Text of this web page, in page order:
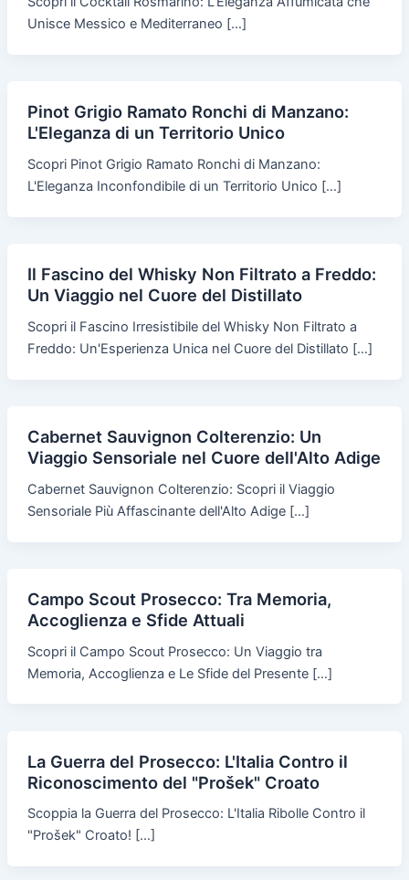
Unisce Messico e Mediterraneo […]
Pinot Grigio Ramato Ronchi di Manzano:
L'Eleganza di un Territorio Unico
Scopri Pinot Grigio Ramato Ronchi di Manzano:
L'Eleganza Inconfondibile di un Territorio Unico […]
Il Fascino del Whisky Non Filtrato a Freddo:
Un Viaggio nel Cuore del Distillato
Scopri il Fascino Irresistibile del Whisky Non Filtrato a
Freddo: Un'Esperienza Unica nel Cuore del Distillato […]
Cabernet Sauvignon Colterenzio: Un
Viaggio Sensoriale nel Cuore dell'Alto Adige
Cabernet Sauvignon Colterenzio: Scopri il Viaggio
Sensoriale Più Affascinante dell'Alto Adige […]
Campo Scout Prosecco: Tra Memoria,
Accoglienza e Sfide Attuali
Scopri il Campo Scout Prosecco: Un Viaggio tra
Memoria, Accoglienza e Le Sfide del Presente […]
La Guerra del Prosecco: L'Italia Contro il
Riconoscimento del "Prošek" Croato
Scoppia la Guerra del Prosecco: L'Italia Ribolle Contro il
"Prošek" Croato! […]